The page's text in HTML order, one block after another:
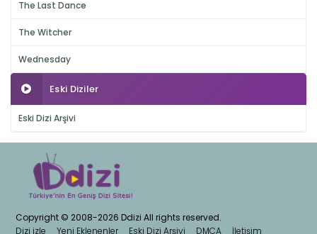
The Last Dance
The Witcher
Wednesday
Eski Diziler
Eski Dizi Arşivi
Copyright © 2008-2026 Ddizi All rights reserved.
Dizi izle
Yeni Eklenenler Eski Dizi Arşivi DMCA İletişim